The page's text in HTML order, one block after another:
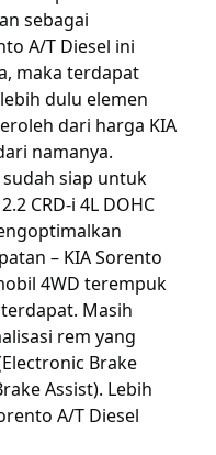
sebagai
A/T Diesel ini
maka terdapat
dulu elemen
dari harga KIA
namanya.
sudah siap untuk
CRD-i 4L DOHC
– KIA Sorento
4WD terempuk
Masih
rem yang
Brake
Assist). Lebih
A/T Diesel